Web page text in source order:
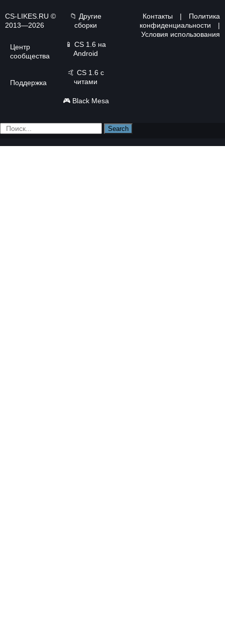
CS-LIKES.RU ©
2013—2026
Центр
сообщества
Поддержка
📁 Другие
сборки
📱 CS 1.6 на
Android
🤙 CS 1.6 с
читами
🎮 Black Mesa
Контакты |
Политика
конфиденциальности
|
Условия использования
Search